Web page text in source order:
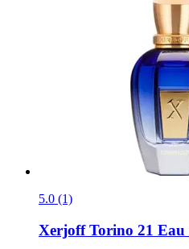
5.0 (1)
XerjoffTorino 21 Eau